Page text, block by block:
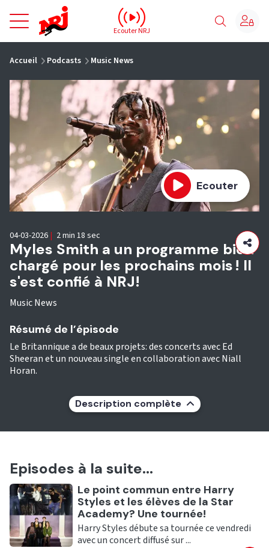
NRJ - Accueil
Ecouter NRJ
Accueil Podcasts Music News
Ecouter
Myles Smith a un programme bien
chargé pour les prochains mois ! Il
s'est confié à NRJ!
Music News
04-03-2026 | 2 min 18 sec
Résumé de l’épisode
Le Britannique a de beaux projets: des concerts avec Ed
Sheeran et un nouveau single en collaboration avec Niall
Horan.
Description complète
Episodes à la suite...
Ecouter
Le point commun entre Harry
Styles et les élèves de la Star
Academy? Une tournée!
Harry Styles débute sa tournée ce vendredi
avec un concert diffusé sur ...